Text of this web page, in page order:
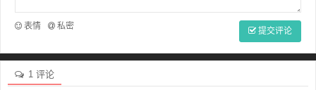
表情 私密 提交评论
1 评论